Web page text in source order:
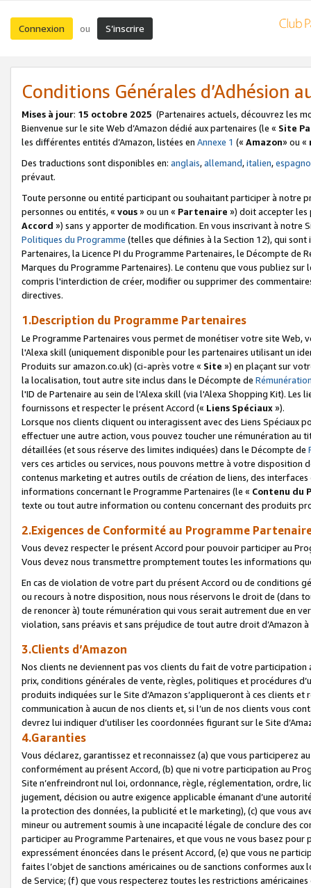
Connexion ou S’inscrire
Conditions Générales d’Adhésion
Mises à jour: 15 octobre 2025 (Partenaires actuels, découvrez les
Bienvenue sur le site Web d’Amazon dédié aux partenaires (le « Site
les différentes entités d’Amazon, listées en Annexe 1 (« Amazon» ou «
Des traductions sont disponibles en: anglais,allemand,italien,
prévaut.
Toute personne ou entité participant ou souhaitant participer à notre
personnes ou entités, « vous» ou un « Partenaire ») doit accepter les
Accord ») sans y apporter de modification. En vous inscrivant à notre
Politiques du Programme (telles que définies à la Section 12), qui
Partenaires, la Licence PI du Programme Partenaires, le Décompte de
Marques du Programme Partenaires). Le contenu que vous publiez
compris l'interdiction de créer, modifier ou supprimer des
directives.
1.Description du Programme Partenaires
Le Programme Partenaires vous permet de monétiser votre site Web,
l'Alexa skill (uniquement disponible pour les partenaires utilisant un
Produits sur amazon.co.uk) (ci-après votre « Site ») en plaçant sur
la localisation, tout autre site inclus dans le Décompte de
l'ID de Partenaire au sein de l'Alexa skill (via l'Alexa Shopping Kit).
fournissons et respecter le présent Accord (« Liens Spéciaux»).
Lorsque nos clients cliquent ou interagissent avec des Liens Spéciaux
effectuer une autre action, vous pouvez toucher une rémunération
détaillées (et sous réserve des limites indiquées) dans le Décompte de
vers ces articles ou services, nous pouvons mettre à votre disposition
contenus marketing et autres outils de création de liens, des
informations concernant le Programme Partenaires (le « Contenu du
texte ou tout autre information ou contenu concernant des produits
2.Exigences de Conformité au Programme
Vous devez respecter le présent Accord pour pouvoir participer au
Vous devez nous transmettre promptement toutes les informations
En cas de violation de votre part du présent Accord ou de conditions
ou recours à notre disposition, nous nous réservons le droit de (dans
de renoncer à) toute rémunération qui vous serait autrement due en
violation, sans préavis et sans préjudice de tout autre droit
3.Clients d’Amazon
Nos clients ne deviennent pas vos clients du fait de votre
prix, conditions générales de vente, règles, politiques et procédures
produits indiquées sur le Site d’Amazon s’appliqueront à ces clients
communication à aucun de nos clients et, si l’un de nos clients vous
devrez lui indiquer d’utiliser les coordonnées figurant sur le Site
4.Garanties
Vous déclarez, garantissez et reconnaissez (a) que vous participerez
conformément au présent Accord, (b) que ni votre participation au
Site n’enfreindront nul loi, ordonnance, règle, réglementation, ordre,
jugement, décision ou autre exigence applicable émanant d’une
la protection des données, la publicité et le marketing), (c) que vous
mineur ou autrement soumis à une incapacité légale de conclure des
participer au Programme Partenaires, et que vous ne vous basez
expressément énoncées dans le présent Accord, (e) que vous ne
faites l’objet de sanctions américaines ou de sanctions conformes
de Service; (f) que vous respecterez toutes les restrictions